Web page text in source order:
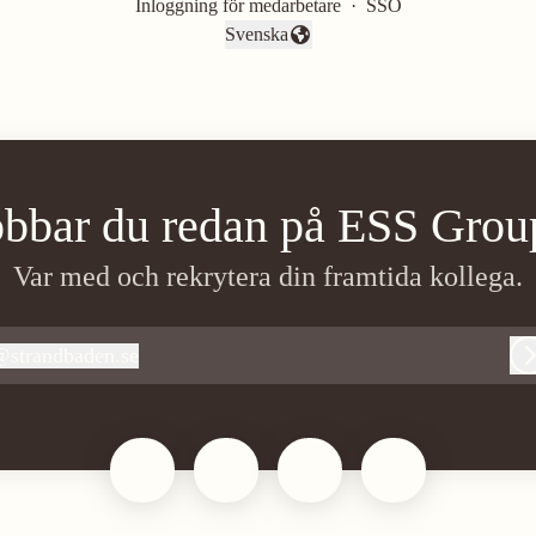
Inloggning för medarbetare · SSO
Byt språk
Svenska
du redan på ESS
Var med och rekrytera din framtida kollega.